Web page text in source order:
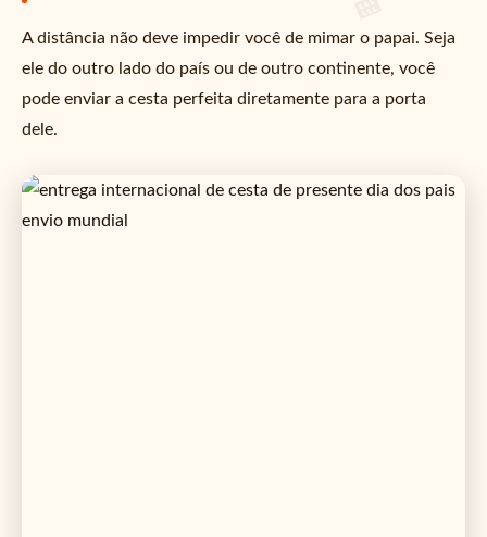
A distância não deve impedir você de mimar o papai. Seja
ele do outro lado do país ou de outro continente, você
pode enviar a cesta perfeita diretamente para a porta
dele.